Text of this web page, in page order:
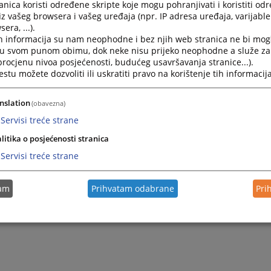
плоча на свим wеб страницама судова у оквиру
овдје. Напомињемо да је, након клика на линк,
и прикажу.
поредана према датуму објаве.
податке користите претрагу.
африкате (ч, ж, ш итд.).
називе докумената попут: позив, преглед,
почетно слово).
koristi određene skripte koje mogu pohranjivati i koristiti
vašeg browsera i vašeg uređaja (npr. IP adresa uređaja,
...).
informacija su nam neophodne i bez njih web stranica ne bi
svom punom obimu, dok neke nisu prijeko neophodne a služe
nivoa posjećenosti, budućeg usavršavanja stranice...).
možete dozvoliti ili uskratiti pravo na korištenje tih
(obavezna)
Servisi treće strane
o posjećenosti stranica
Servisi treće strane
Prihvatam odabrane